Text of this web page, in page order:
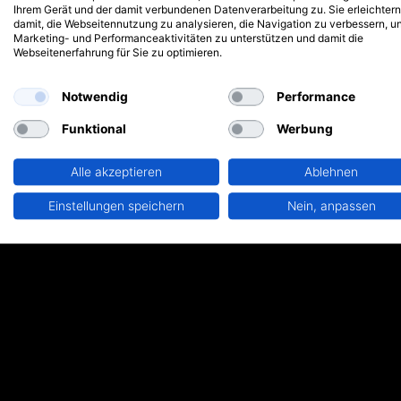
Ihrem Gerät und der damit verbundenen Datenverarbeitung zu. Sie
damit, die Webseitennutzung zu analysieren, die Navigation zu verbessern,
Marketing- und Performanceaktivitäten zu unterstützen und damit die
Webseitenerfahrung für Sie zu optimieren.
Notwendig Performance
Funktional Werbung
Alle akzeptieren Ablehnen
Einstellungen speichern Nein, anpassen